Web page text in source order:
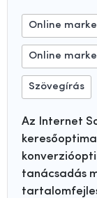
Online
Online
Szövegírás
Az Internet
tanácsadás